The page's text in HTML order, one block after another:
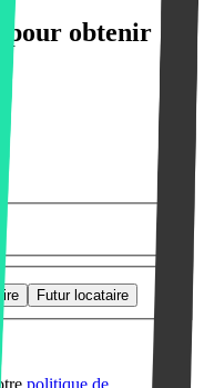
pour obtenir
Futur locataire
politique de